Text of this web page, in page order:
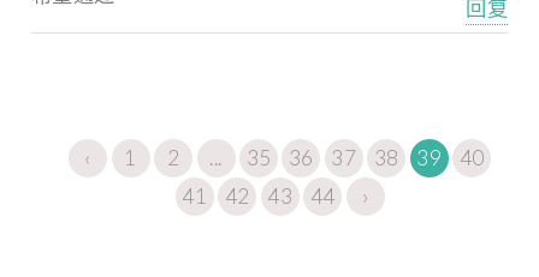
回复
‹ 1 2 ... 35 36 37 38 39
40
41
42 43 44 ›